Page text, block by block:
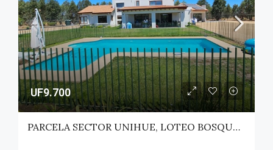
UF9.700
PARCELA SECTOR UNIHUE, LOTEO BOSQUES DEL VALLE – MAULE